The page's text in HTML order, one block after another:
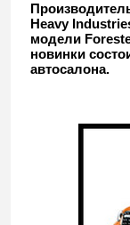
Heavy
модели
новинки
автосалона.